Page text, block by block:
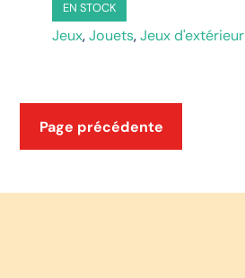
EN STOCK
Jeux,Jouets,Jeux d'extérieur
Page précédente